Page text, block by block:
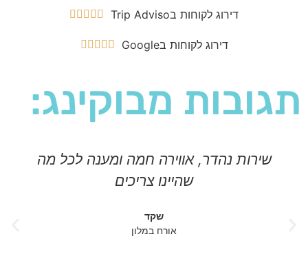
דירוג לקוחות בTrip Adviso 




דירוג לקוחות בGoogle 




תגובות מבוקינג:
שירות נהדר, אווירה חמה ומענה לכל מה
שהיינו צריכים
שקד
אורח במלון